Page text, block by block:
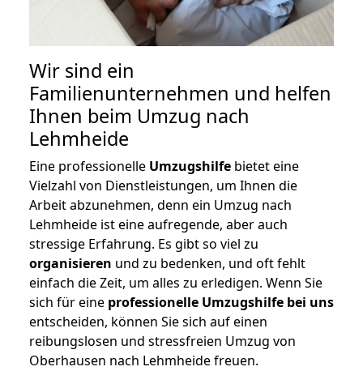
Wir sind ein
Familienunternehmen und helfen
Ihnen beim Umzug nach
Lehmheide
Eine professionelle Umzugshilfe bietet eine
Vielzahl von Dienstleistungen, um Ihnen die
Arbeit abzunehmen, denn ein Umzug nach
Lehmheide ist eine aufregende, aber auch
stressige Erfahrung. Es gibt so viel zu
organisieren und zu bedenken, und oft fehlt
einfach die Zeit, um alles zu erledigen. Wenn Sie
sich für eine professionelle Umzugshilfe bei uns
entscheiden, können Sie sich auf einen
reibungslosen und stressfreien Umzug von
Oberhausen nach Lehmheide freuen.